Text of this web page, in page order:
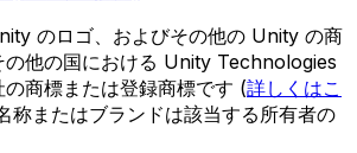
のロゴ、およびその他の Unity の商
の他の国における Unity Technologies
の商標または登録商標です (詳しくはこ
称またはブランドは該当する所有者の